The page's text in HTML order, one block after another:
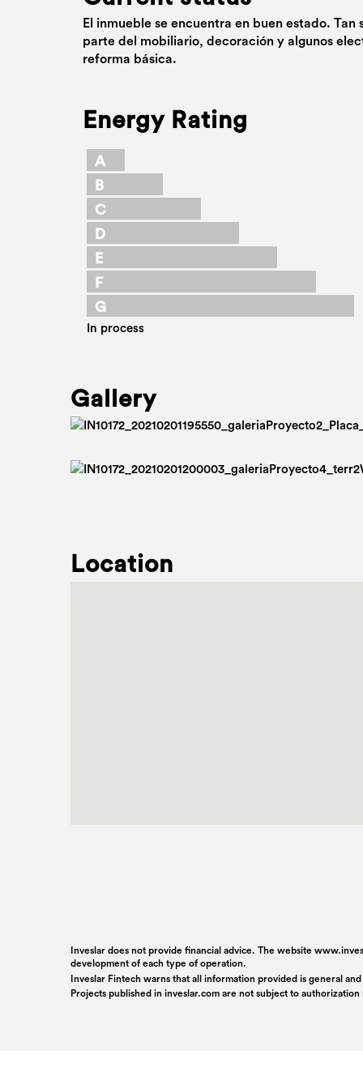
El inmueble se encuentra en buen estado.
parte del mobiliario, decoración y algunos
reforma básica.
Energy Rating
A
B
C
D
E
F
G
In process
Gallery
Location
Inveslar does not provide financial advice. The website
development of each type of operation.
Inveslar Fintech warns that all information provided is general
Projects published in inveslar.com are not subject to